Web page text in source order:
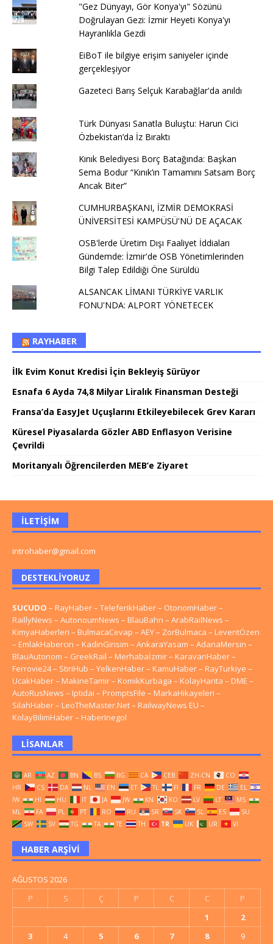
"Gez Dünyayı, Gör Konya'yı" Sözünü
Doğrulayan Gezi: İzmir Heyeti Konya'yı
Hayranlıkla Gezdi
EiBoT ile bilgiye erişim saniyeler içinde
gerçekleşiyor
Gazeteci Barış Selçuk Karabağlar'da anıldı
Türk Dünyası Sanatla Buluştu: Harun Cici
Özbekistan’da İz Bıraktı
Kınık Belediyesi Borç Batağında: Başkan
Sema Bodur “Kınık’ın Tamamını Satsam Borç
Ancak Biter”
CUMHURBAŞKANI, İZMİR DEMOKRASİ
ÜNİVERSİTESİ KAMPÜSÜ'NÜ DE AÇACAK
OSB'lerde Üretim Dışı Faaliyet İddiaları
Gündemde: İzmir'de OSB Yönetimlerinden
Bilgi Talep Edildiği Öne Sürüldü
ALSANCAK LİMANI TÜRKİYE VARLIK
FONU'NDA: ALPORT YÖNETECEK
RAYHABER
İlk Evim Konut Kredisi İçin Bekleyiş Sürüyor
Esnafa 6 Ayda 74,8 Milyar Liralık Finansman Desteği
Fransa’da EasyJet Uçuşlarını Etkileyebilecek Grev Kararı
Küresel Piyasalarda Gözler ABD Enflasyon Verisine
Çevrildi
Moritanyalı Öğrencilerden MEB’e Ziyaret
İLETIŞIM
introhaber@gmail.com
DESTEKLIYORUZ
SUCUDO – RayHaber– TeleferikHaber– OtonomHaber–
RaillyNews – AutonoumNews – BlauBahn – ArabRailNews –
KimyaHaberleri – BulmacaCevap – AEY– ZorBulmaca – LeventÖzen
– EmlakHabercin – KadinGirisim – AnkaraYasam – AdanaMersin –
BlauAutonom – GreekRail – Merhabaİzmir– KaravanHaber–
Ferrovie24– StiriHub – YelkenHaber– KamuHaber– RayTurkiye –
UcakHaber– MakineTamir– KomikKurbaga – KolayHarita – DME –
AutoRusNews – Iptidai – PromptsFile – MarkaHikayeleri –
SilahHaber– LeoTheMaster.Net– RailwayNews EU –
KolayBilimHaber– HaberInegol
LISANLAR
AR AZ BN BS BG CA CEB ZH-CN
CO
HR
CS DA NL EN ET TL FI FR DE
EL
IW
HI HU IT JA JW KN KO LV LT
MS
ML
FA PL PT RO RU SR SK SL ES
SU
SW
SV TG TA TE TH TR UK UR VI
HABER ARŞIVI
AĞUSTOS 2026
P
S Ç P C C
P
1
2
3
4 5 6 7 8 9